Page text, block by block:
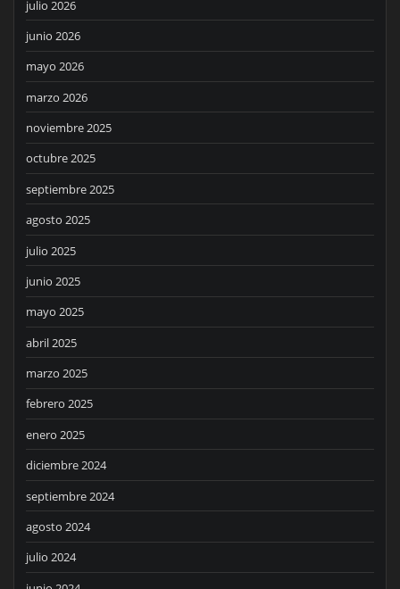
julio 2026
junio 2026
mayo 2026
marzo 2026
noviembre 2025
octubre 2025
septiembre 2025
agosto 2025
julio 2025
junio 2025
mayo 2025
abril 2025
marzo 2025
febrero 2025
enero 2025
diciembre 2024
septiembre 2024
agosto 2024
julio 2024